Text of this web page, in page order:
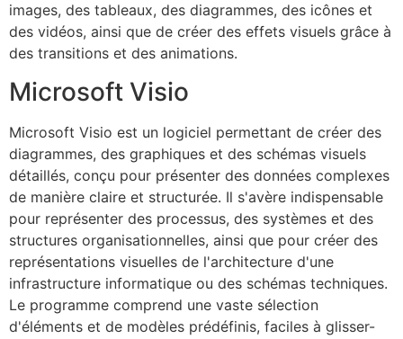
images, des tableaux, des diagrammes, des icônes et
des vidéos, ainsi que de créer des effets visuels grâce à
des transitions et des animations.
Microsoft Visio
Microsoft Visio est un logiciel permettant de créer des
diagrammes, des graphiques et des schémas visuels
détaillés, conçu pour présenter des données complexes
de manière claire et structurée. Il s'avère indispensable
pour représenter des processus, des systèmes et des
structures organisationnelles, ainsi que pour créer des
représentations visuelles de l'architecture d'une
infrastructure informatique ou des schémas techniques.
Le programme comprend une vaste sélection
d'éléments et de modèles prédéfinis, faciles à glisser-